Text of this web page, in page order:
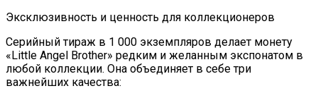
Эксклюзивность и ценность для коллекционеров
Серийный тираж в 1 000 экземпляров делает монету
«Little Angel Brother» редким и желанным экспонатом в
любой коллекции. Она объединяет в себе три
важнейших качества: